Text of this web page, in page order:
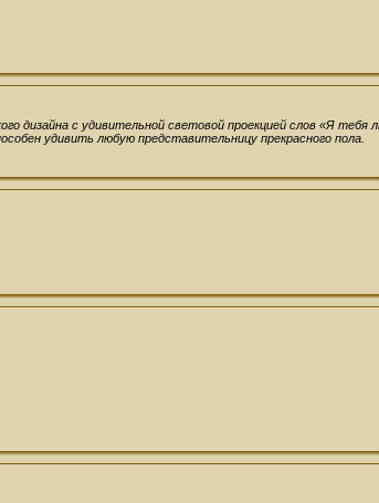
дизайна с удивительной световой проекцией слов «Я тебя
удивить любую представительницу прекрасного пола.